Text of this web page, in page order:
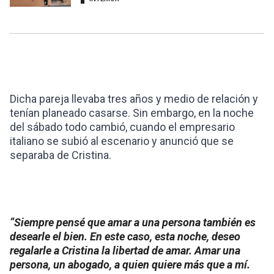
Dicha pareja llevaba tres años y medio de relación y
tenían planeado casarse. Sin embargo, en la noche
del sábado todo cambió, cuando el empresario
italiano se subió al escenario y anunció que se
separaba de Cristina.
“Siempre pensé que amar a una persona también es
desearle el bien. En este caso, esta noche, deseo
regalarle a Cristina la libertad de amar. Amar una
persona, un abogado, a quien quiere más que a mí.